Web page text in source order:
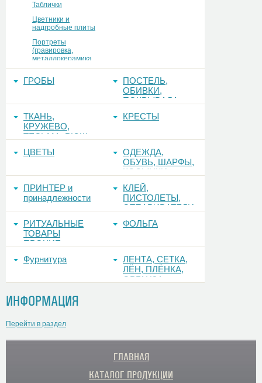
Таблички
Цветники и
надгробные плиты
Портреты
(гравировка,
металлокерамика,
керамогранит,
ГРОБЫ
ПОСТЕЛЬ,
ОБИВКИ,
ПОКРЫВАЛА
ТКАНЬ,
КРУЖЕВО,
ТЕСЬМА, РЮШ
КРЕСТЫ
ЦВЕТЫ
ОДЕЖДА,
ОБУВЬ, ШАРФЫ,
КОСЫНКИ
ПРИНТЕР и
принадлежности
КЛЕЙ,
ПИСТОЛЕТЫ,
ОТПАРИВАТЕЛИ
РИТУАЛЬНЫЕ
ТОВАРЫ
ПРОЧИЕ
ФОЛЬГА
Фурнитура
ЛЕНТА, СЕТКА,
ЛЁН, ПЛЁНКА,
ОРГАНЗА
ИНФОРМАЦИЯ
Перейти в раздел
ГЛАВНАЯ
КАТАЛОГ ПРОДУКЦИИ